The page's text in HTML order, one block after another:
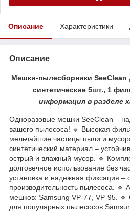
Описание Характеристики
Описание
Мешки-пылесборники SeeClean
синтетические 5шт., 1
информация в разделе
Одноразовые мешки SeeClean –
вашего пылесоса! 🔹 Высокая
мельчайшие частицы пыли и
синтетический материал –
острый и влажный мусор. 🔹
долговечное использование без
установка и надежная фиксация –
производительность пылесоса. 🔹
мешков: Samsung VP-77, VP-95. 🔹
для популярных пылесосов